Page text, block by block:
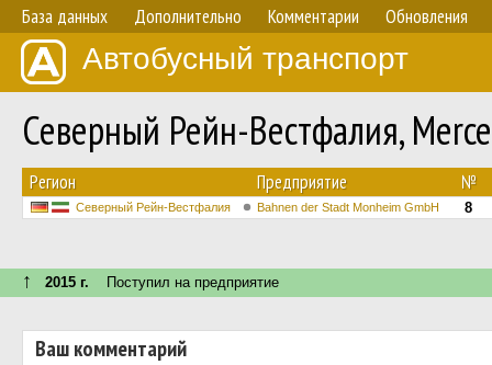
База данных Дополнительно Комментарии Обновления
Автобусный транспорт
Северный Рейн-Вестфалия,
Регион Предприятие №
Северный Рейн-Вестфалия Bahnen der Stadt Monheim GmbH 8
↑ 2015 г. Поступил на предприятие
Ваш комментарий